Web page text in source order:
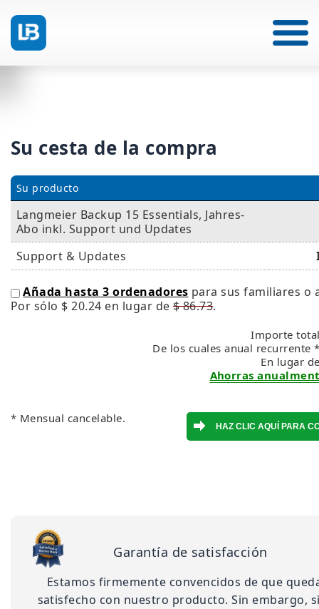
Su cesta de la compra
Su producto
Langmeier Backup 15 Essentials, Jahres-
Abo inkl. Support und Updates
Support & Updates
Añada hasta 3 ordenadores para sus familiares o
Por sólo $ 20.24 en lugar de $ 86.73.
Importe
De los cuales anual recurrente
En lugar
Ahorras
* Mensual cancelable.
Garantía de satisfacción
Estamos firmemente convencidos de que
satisfecho con nuestro producto. Sin embargo,